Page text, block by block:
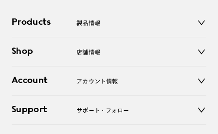
Products 製品情報
サングラス
コンタクトレンズ
アクセサリー
Shop 店舗情報
オンラインショップ
Account アカウント情報
ログアウト
Support サポート・フォロー